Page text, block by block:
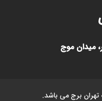
میدان موج
برج می باشد.